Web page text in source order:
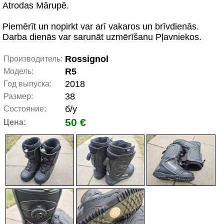
Atrodas Mārupē.
Piemērīt un nopirkt var arī vakaros un brīvdienās.
Darba dienās var sarunāt uzmērīšanu Pļavniekos.
Производитель: Rossignol
Модель: R5
Год выпуска: 2018
Размер: 38
Состояние: б/у
Цена: 50 €